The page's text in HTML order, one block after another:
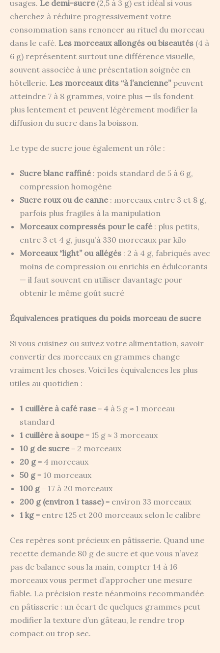
usages. Le demi-sucre(2,5 à 3 g) est idéal si vous
cherchez à réduire progressivement votre
consommation sans renoncer au rituel du morceau
dans le café. Les morceaux allongés ou biseautés (4 à
6 g) représentent surtout une différence visuelle,
souvent associée à une présentation soignée en
hôtellerie. Les morceaux dits “à l’ancienne”peuvent
atteindre 7 à 8 grammes, voire plus — ils fondent
plus lentement et peuvent légèrement modifier la
diffusion du sucre dans la boisson.
Le type de sucre joue également un rôle :
Sucre blanc raffiné: poids standard de 5 à 6 g,
compression homogène
Sucre roux ou de canne: morceaux entre 3 et 8 g,
parfois plus fragiles à la manipulation
Morceaux compressés pour le café: plus petits,
entre 3 et 4 g, jusqu’à 330 morceaux par kilo
Morceaux “light” ou allégés : 2 à 4 g, fabriqués avec
moins de compression ou enrichis en édulcorants
— il faut souvent en utiliser davantage pour
obtenir le même goût sucré
Équivalences pratiques du poids morceau de sucre
Si vous cuisinez ou suivez votre alimentation, savoir
convertir des morceaux en grammes change
vraiment les choses. Voici les équivalences les plus
utiles au quotidien :
1 cuillère à café rase= 4 à 5 g ≈ 1 morceau
standard
1 cuillère à soupe= 15 g ≈ 3 morceaux
10 g de sucre= 2 morceaux
20 g= 4 morceaux
50 g= 10 morceaux
100 g= 17 à 20 morceaux
200 g (environ 1 tasse)= environ 33 morceaux
1 kg= entre 125 et 200 morceaux selon le calibre
Ces repères sont précieux en pâtisserie. Quand une
recette demande 80 g de sucre et que vous n’avez
pas de balance sous la main, compter 14 à 16
morceaux vous permet d’approcher une mesure
fiable. La précision reste néanmoins recommandée
en pâtisserie : un écart de quelques grammes peut
modifier la texture d’un gâteau, le rendre trop
compact ou trop sec.